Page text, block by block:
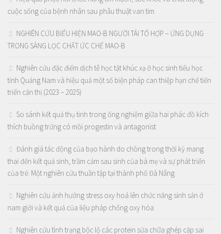
cuộc sống của bệnh nhân sau phẫu thuật van tim
NGHIÊN CỨU BIỂU HIỆN MAO-B NGƯỜI TÁI TỔ HỢP – ỨNG DỤNG
TRONG SÀNG LỌC CHẤT ỨC CHẾ MAO-B
Nghiên cứu đặc điểm dịch tễ học tật khúc xạ ở học sinh tiểu học
tỉnh Quảng Nam và hiệu quả một số biện pháp can thiệp hạn chế tiến
triển cận thị (2023 – 2025)
So sánh kết quả thụ tinh trong ống nghiệm giữa hai phác đồ kích
thích buồng trứng có mồi progestin và antagonist
Đánh giá tác động của bạo hành do chồng trong thời kỳ mang
thai đến kết quả sinh, trầm cảm sau sinh của bà mẹ và sự phát triển
của trẻ: Một nghiên cứu thuần tập tại thành phố Đà Nẵng
Nghiên cứu ảnh hưởng stress oxy hoá lên chức năng sinh sản ở
nam giới và kết quả của liệu pháp chống oxy hóa
Nghiên cứu tình trạng bộc lộ các protein sửa chữa ghép cặp sai